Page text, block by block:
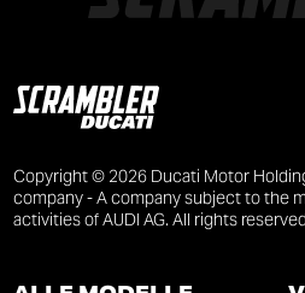
Copyright © 2026 Ducati Motor
company - A company subject to the
activities of AUDI AG. All rights